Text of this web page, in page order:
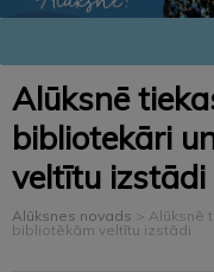
Alūksnē
bibliotekāri
veltītu izstādi
Alūksnes novads > Alūksnē
bibliotēkām veltītu izstādi